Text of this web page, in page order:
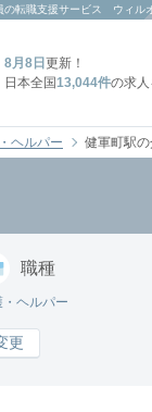
の転職支援サービス ウィル
8月8日 更新！
日本全国13,044件の求
ヘルパー 健軍町駅
職種
・ヘルパー
更